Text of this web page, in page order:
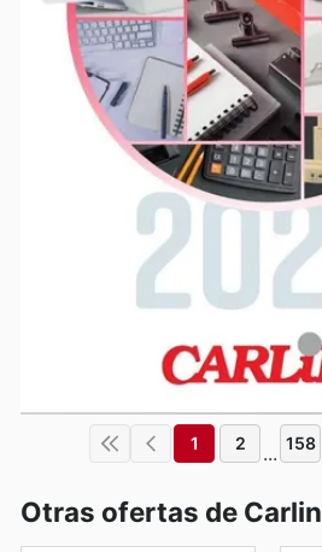
1 2 ... 158
Otras ofertas de Carlin